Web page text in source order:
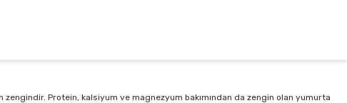
Protein, kalsiyum ve magnezyum bakımından da zengin olan yumurta